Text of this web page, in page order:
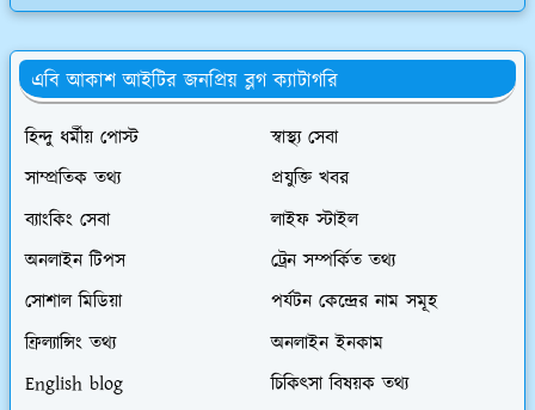
এবি আকাশ আইটির জনপ্রিয় ব্লগ ক্যাটাগরি
হিন্দু ধর্মীয় পোস্ট
স্বাস্থ্য সেবা
সাম্প্রতিক তথ্য
প্রযুক্তি খবর
ব্যাংকিং সেবা
লাইফ স্টাইল
অনলাইন টিপস
ট্রেন সম্পর্কিত তথ্য
সোশাল মিডিয়া
পর্যটন কেন্দ্রের নাম সমূহ
ফ্রিল্যান্সিং তথ্য
অনলাইন ইনকাম
English blog
চিকিৎসা বিষয়ক তথ্য